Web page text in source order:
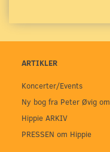
ARTIKLER
Koncerter/Events
Ny bog fra Peter Øvig
Hippie ARKIV
PRESSEN om Hippie